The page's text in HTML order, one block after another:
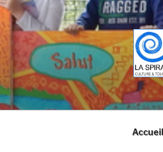
Skip
to
content
Accueil